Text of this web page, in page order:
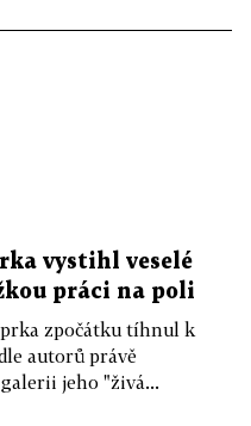
vystihl veselé
práci na poli
zpočátku tíhnul k
autorů právě
jeho "živá...